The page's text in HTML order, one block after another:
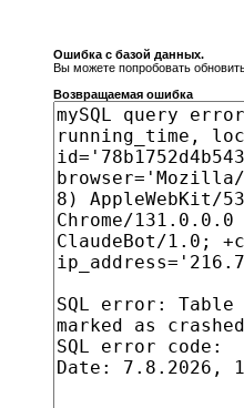
Ошибка с базой данных.
Вы можете попробовать
Возвращаемая ошибка